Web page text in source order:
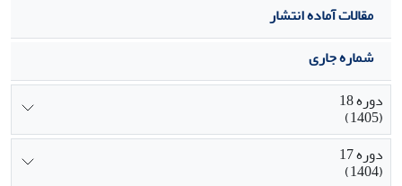
مقالات آماده انتشار
شماره جاری
دوره 18
(1405)
دوره 17
(1404)